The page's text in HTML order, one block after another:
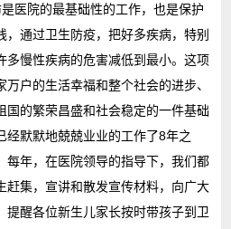
医院的最基础性的工作，也是保护
通过卫生防疫，把好多疾病，特别
多慢性疾病的危害减低到最小。这项
户的生活幸福和整个社会的进步、
国的繁荣昌盛和社会稳定的一件基础
经默默地兢兢业业的工作了8年之
每年，在医院领导的指导下，我们都
赶集，宣讲和散发宣传材料，向广大
提醒各位新生儿家长按时带孩子到卫